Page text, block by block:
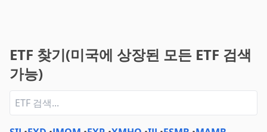
ETF 찾기(미국에 상장된 모든 ETF 검색
가능)